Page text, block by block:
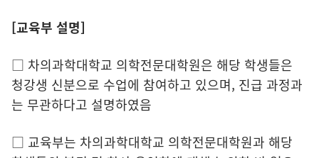
[교육부 설명]
□ 차의과학대학교 의학전문대학원은 해당 학생들은
청강생 신분으로 수업에 참여하고 있으며, 진급 과정과
는 무관하다고 설명하였음
□ 교육부는 차의과학대학교 의학전문대학원과 해당